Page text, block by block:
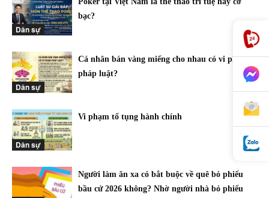
Dân sự
bạc?
Dân sự
Cá nhân bán vàng miếng cho nhau có vi phạm
pháp luật?
Dân sự
Vi phạm tố tụng hành chính
Người làm ăn xa có bắt buộc về quê bỏ phiếu
bầu cử 2026 không? Nhờ người nhà bỏ phiếu